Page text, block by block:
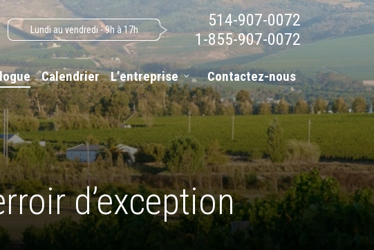
Lundi au vendredi - 9h à 17h
514-907-0072
1-855-907-0072
Calendrier L’entreprise Contactez-nous
d’exception